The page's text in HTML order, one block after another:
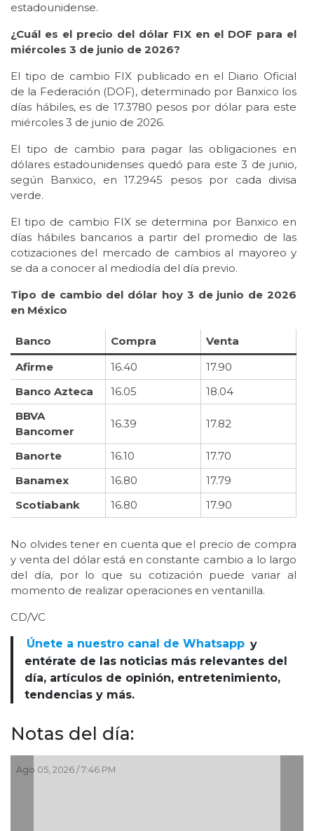
estadounidense.
¿Cuál es el precio del dólar FIX en el DOF para el
miércoles 3 de junio de 2026?
El tipo de cambio FIX publicado en el Diario Oficial
de la Federación (DOF), determinado por Banxico los
días hábiles, es de 17.3780 pesos por dólar para este
miércoles 3 de junio de 2026.
El tipo de cambio para pagar las obligaciones en
dólares estadounidenses quedó para este 3 de junio,
según Banxico, en 17.2945 pesos por cada divisa
verde.
El tipo de cambio FIX se determina por Banxico en
días hábiles bancarios a partir del promedio de las
cotizaciones del mercado de cambios al mayoreo y
se da a conocer al mediodía del día previo.
Tipo de cambio del dólar hoy 3 de junio de 2026
en México
Banco Compra
Venta
Afirme
16.40
17.90
Banco Azteca
16.05
18.04
BBVA
Bancomer
16.39 17.82
Banorte 16.10
17.70
Banamex
16.80
17.79
Scotiabank
16.80 17.90
No olvides tener en cuenta que el precio de compra
y venta del dólar está en constante cambio a lo largo
del día, por lo que su cotización puede variar al
momento de realizar operaciones en ventanilla.
CD/VC
Únete a nuestro canal de Whatsapp y
entérate de las noticias más relevantes del
día, artículos de opinión, entretenimiento,
tendencias y más.
Notas del día:
Ago 05, 2026 / 7:46 PM